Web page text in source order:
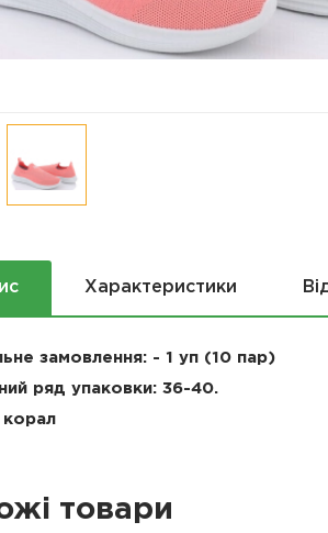
Характеристики
замовлення: - 1 уп (10 пар)
ряд упаковки: 36-40.
корал
товари